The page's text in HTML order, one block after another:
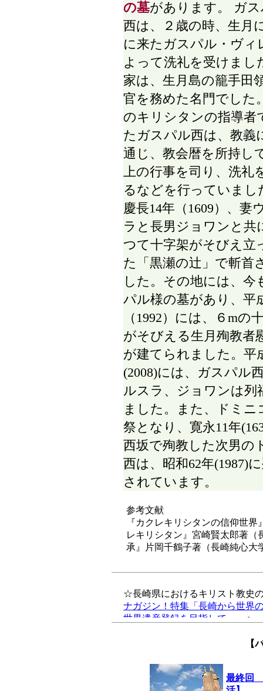
の墓があります。 ガ
西は、２歳の時、生月
に来たガスパル・ヴィ
よって洗礼を受けまし
家は、生月島の籠手田
官を務めた名門でした
のキリシタンの指導者
たガスパル西は、教義
通じ、教会暦を所持し
上の行事を司り、洗礼
るなどを行っていまし
慶長14年（1609）、妻
ラと長男ジョワンと共
つて十字架がそびえ立
た「黒瀬の辻」で斬首
した。その地には、今
パル様の墓があり、平
（1992）には、６mの
がそびえる生月殉教者
が建てられました。平
(2008)には、ガスパル
ルスラ、ジョワンは列
ました。また、ドミニ
祭となり、寛永11年
西坂で殉教した次男の
西は、昭和62年(1987)
されています。
参考文献
『カクレキリシタンの信仰世
レキリシタン』宮崎賢太郎著
承』片岡千鶴子著（長崎純心大
【